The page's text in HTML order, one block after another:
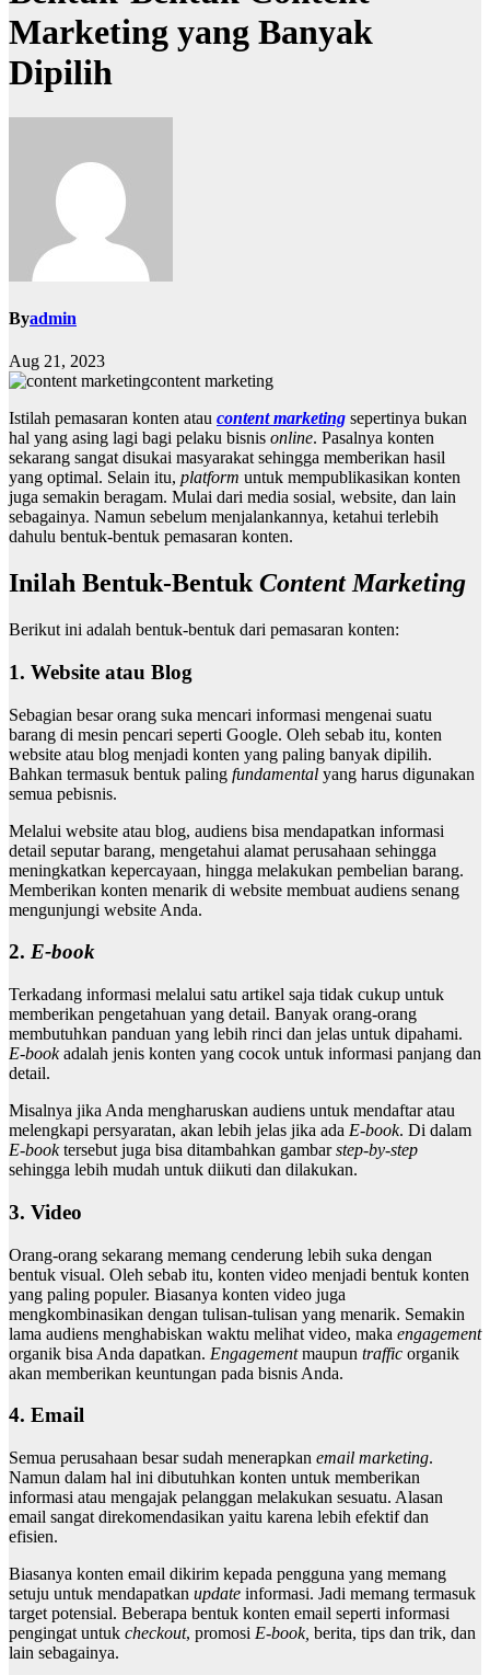
Marketing yang Banyak
Dipilih
Byadmin
Aug 21, 2023
content marketing
Istilah pemasaran konten atau content marketing sepertinya bukan
hal yang asing lagi bagi pelaku bisnis online. Pasalnya konten
sekarang sangat disukai masyarakat sehingga memberikan hasil
yang optimal. Selain itu, platform untuk mempublikasikan konten
juga semakin beragam. Mulai dari media sosial, website, dan lain
sebagainya. Namun sebelum menjalankannya, ketahui terlebih
dahulu bentuk-bentuk pemasaran konten.
Inilah Bentuk-BentukContent Marketing
Berikut ini adalah bentuk-bentuk dari pemasaran konten:
1. Website atau Blog
Sebagian besar orang suka mencari informasi mengenai suatu
barang di mesin pencari seperti Google. Oleh sebab itu, konten
website atau blog menjadi konten yang paling banyak dipilih.
Bahkan termasuk bentuk paling fundamental yang harus digunakan
semua pebisnis.
Melalui website atau blog, audiens bisa mendapatkan informasi
detail seputar barang, mengetahui alamat perusahaan sehingga
meningkatkan kepercayaan, hingga melakukan pembelian barang.
Memberikan konten menarik di website membuat audiens senang
mengunjungi website Anda.
2. E-book
Terkadang informasi melalui satu artikel saja tidak cukup untuk
memberikan pengetahuan yang detail. Banyak orang-orang
membutuhkan panduan yang lebih rinci dan jelas untuk dipahami.
E-bookadalah jenis konten yang cocok untuk informasi panjang dan
detail.
Misalnya jika Anda mengharuskan audiens untuk mendaftar atau
melengkapi persyaratan, akan lebih jelas jika ada E-book. Di dalam
E-booktersebut juga bisa ditambahkan gambarstep-by-step
sehingga lebih mudah untuk diikuti dan dilakukan.
3. Video
Orang-orang sekarang memang cenderung lebih suka dengan
bentuk visual. Oleh sebab itu, konten video menjadi bentuk konten
yang paling populer. Biasanya konten video juga
mengkombinasikan dengan tulisan-tulisan yang menarik. Semakin
lama audiens menghabiskan waktu melihat video, maka engagement
organik bisa Anda dapatkan. Engagementmaupun traffic organik
akan memberikan keuntungan pada bisnis Anda.
4. Email
Semua perusahaan besar sudah menerapkan email marketing.
Namun dalam hal ini dibutuhkan konten untuk memberikan
informasi atau mengajak pelanggan melakukan sesuatu. Alasan
email sangat direkomendasikan yaitu karena lebih efektif dan
efisien.
Biasanya konten email dikirim kepada pengguna yang memang
setuju untuk mendapatkan update informasi. Jadi memang termasuk
target potensial. Beberapa bentuk konten email seperti informasi
pengingat untuk checkout, promosi E-book, berita, tips dan trik, dan
lain sebagainya.